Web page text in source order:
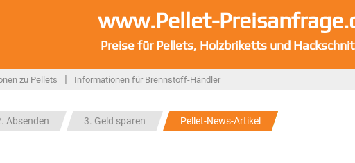
www.Pellet-
Preise für Pellets, Holzbriketts und
zu Pellets | Informationen für Brennstoff-Händler
Absenden 3. Geld sparen Pellet-News-Artikel